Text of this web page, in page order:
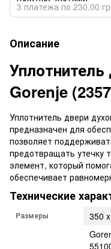
3 платежа по 230.00
Описание
Уплотнитель
Gorenje
Уплотнитель двери
предназначен для
позволяет
предотвращать утечку
элемент, который
обеспечивает
Технические
Размеры 350